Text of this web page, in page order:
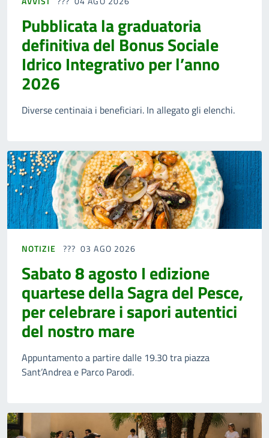
Pubblicata la graduatoria
definitiva del Bonus Sociale
Idrico Integrativo per l’anno
2026
Diverse centinaia i beneficiari. In allegato gli elenchi.
NOTIZIE 03 AGO 2026
Sabato 8 agosto I edizione
quartese della Sagra del Pesce,
per celebrare i sapori autentici
del nostro mare
Appuntamento a partire dalle 19.30 tra piazza
Sant’Andrea e Parco Parodi.